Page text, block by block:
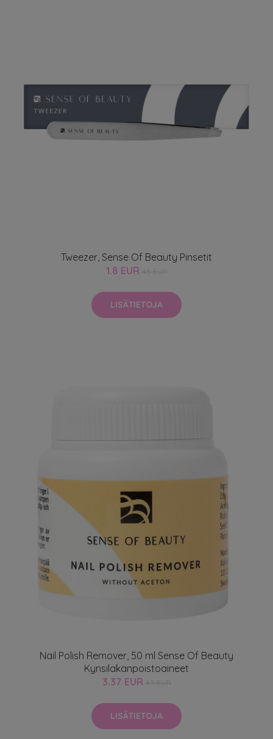
Tweezer, Sense Of Beauty Pinsetit
1.8 EUR
LISÄTIETOJA
Nail Polish Remover, 50 ml Sense Of Beauty
Kynsilakanpoistoaineet
3.37 EUR
LISÄTIETOJA